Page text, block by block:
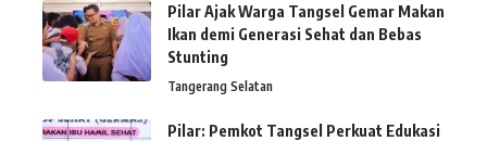
Pilar Ajak Warga Tangsel Gemar Makan
Ikan demi Generasi Sehat dan Bebas
Stunting
Tangerang Selatan
Pilar: Pemkot Tangsel Perkuat Edukasi